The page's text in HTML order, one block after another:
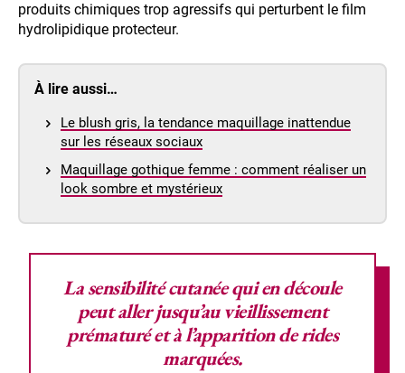
produits chimiques trop agressifs qui perturbent le film
hydrolipidique protecteur.
À lire aussi…
Le blush gris, la tendance maquillage inattendue
sur les réseaux sociaux
Maquillage gothique femme : comment réaliser un
look sombre et mystérieux
Lasensibilité cutanéequi en découle
peut aller jusqu’auvieillissement
prématuréet à l’apparition de rides
marquées.